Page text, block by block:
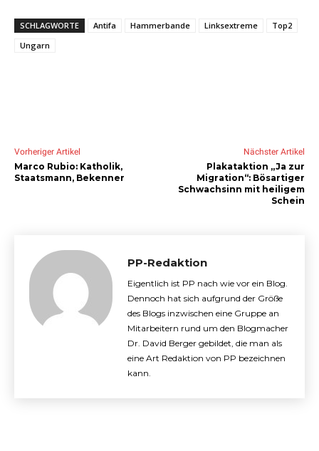
SCHLAGWORTE Antifa Hammerbande Linksextreme
Top2
Ungarn
Vorheriger Artikel
Marco Rubio: Katholik,
Staatsmann, Bekenner
Nächster Artikel
Plakataktion „Ja zur
Migration“: Bösartiger
Schwachsinn mit heiligem
Schein
PP-Redaktion
Eigentlich ist PP nach wie vor ein Blog.
Dennoch hat sich aufgrund der Größe
des Blogs inzwischen eine Gruppe an
Mitarbeitern rund um den Blogmacher
Dr. David Berger gebildet, die man als
eine Art Redaktion von PP bezeichnen
kann.